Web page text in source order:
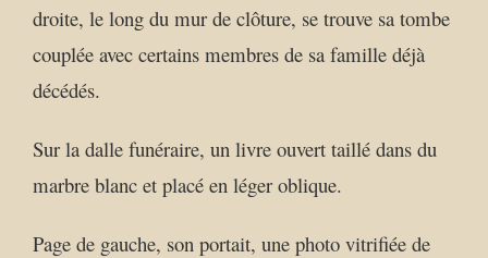
droite, le long du mur de clôture, se trouve sa tombe
couplée avec certains membres de sa famille déjà
décédés.
Sur la dalle funéraire, un livre ouvert taillé dans du
marbre blanc et placé en léger oblique.
Page de gauche, son portait, une photo vitrifiée de